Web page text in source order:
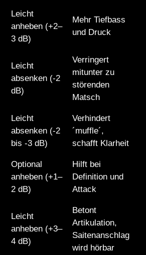
Leicht
anheben (+2–
3 dB)
Mehr Tiefbass
und Druck
Leicht
absenken (-2
dB)
Verringert
mitunter zu
störenden
Matsch
Leicht
absenken (-2
bis -3 dB)
Verhindert
´muffle´,
schafft Klarheit
Optional
anheben (+1–
2 dB)
Hilft bei
Definition und
Attack
Leicht
anheben (+3–
4 dB)
Betont
Artikulation,
Saitenanschlag
wird hörbar